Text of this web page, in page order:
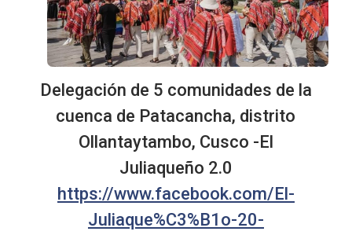
Delegación de 5 comunidades de la
cuenca de Patacancha, distrito
Ollantaytambo, Cusco -El
Juliaqueño 2.0
https://www.facebook.com/El-
Juliaque%C3%B1o-20-